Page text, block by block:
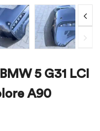
5 G31 LCI
A90